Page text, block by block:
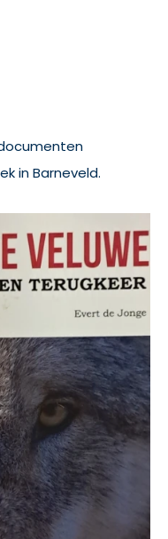
in Barneveld.